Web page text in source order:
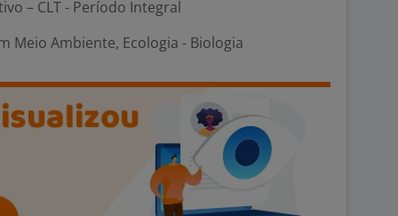
– CLT - Período Integral
Meio Ambiente, Ecologia - Biologia